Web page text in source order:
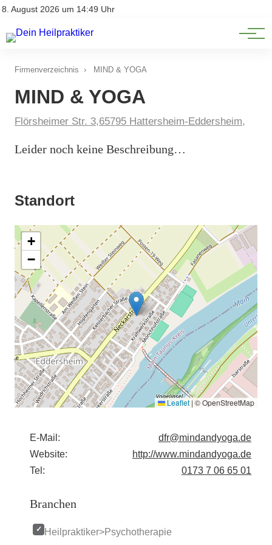
8. August 2026 um 14:49 Uhr
Impressum
Natürliche Medizin
Heilpflanzen & Kräuterkunde
Firmenverzeichnis › MIND & YOGA
MIND & YOGA
Flörsheimer Str. 3,65795 Hattersheim-Eddersheim,
Leider noch keine Beschreibung…
Standort
+
−
Leaflet |© OpenStreetMap
E-Mail:
dfr@mindandyoga.de
Website:
http://www.mindandyoga.de
Tel:
0173 7 06 65 01
Branchen
Heilpraktiker>Psychotherapie